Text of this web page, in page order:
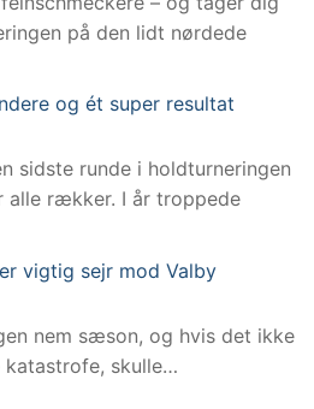
på den lidt nørdede
og ét super resultat
sidste runde i holdturneringen
alle rækker. I år troppede
vigtig sejr mod Valby
nem sæson, og hvis det ikke
katastrofe, skulle…